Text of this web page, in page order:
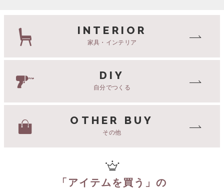
INTERIOR
家具・インテリア
DIY
自分でつくる
OTHER BUY
その他
「 アイテムを買う 」の